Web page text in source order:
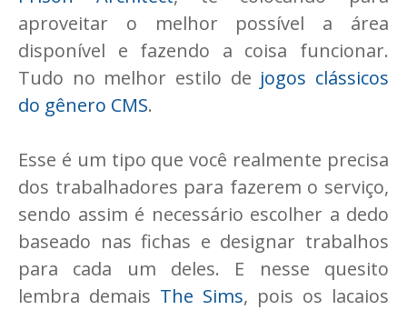
aproveitar o melhor possível a área
disponível e fazendo a coisa funcionar.
Tudo no melhor estilo de jogos clássicos
do gênero CMS.
Esse é um tipo que você realmente precisa
dos trabalhadores para fazerem o serviço,
sendo assim é necessário escolher a dedo
baseado nas fichas e designar trabalhos
para cada um deles. E nesse quesito
lembra demais The Sims, pois os lacaios